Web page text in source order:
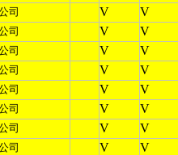
司 V V
司 V V
司 V V
司 V V
司 V V
司 V V
司 V V
司 V V